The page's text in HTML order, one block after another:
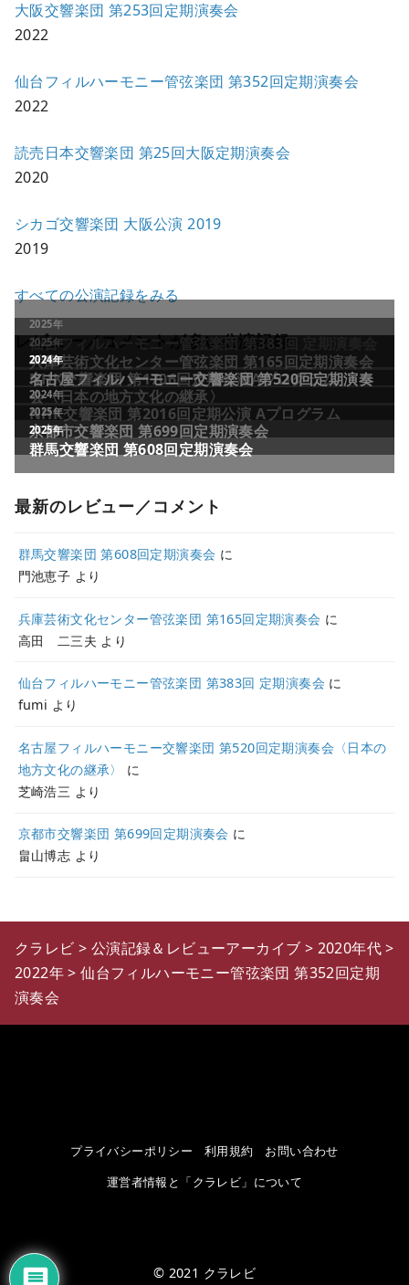
大阪交響楽団 第253回定期演奏会
2022
仙台フィルハーモニー管弦楽団 第352回定期演奏会
2022
読売日本交響楽団 第25回大阪定期演奏会
2020
シカゴ交響楽団 大阪公演 2019
2019
すべての公演記録をみる
レビュー／コメントが多い公演記録
最新のレビュー／コメント
群馬交響楽団 第608回定期演奏会 に
門池恵子 より
兵庫芸術文化センター管弦楽団 第165回定期演奏会 に
高田 二三夫 より
仙台フィルハーモニー管弦楽団 第383回 定期演奏会 に
fumi より
名古屋フィルハーモニー交響楽団 第520回定期演奏会〈日本の
地方文化の継承〉
に
芝崎浩三 より
京都市交響楽団 第699回定期演奏会 に
畠山博志 より
クラレビ > 公演記録＆レビューアーカイブ > 2020年代>
2022年>仙台フィルハーモニー管弦楽団 第352回定期
演奏会
プライバシーポリシー 利用規約
お問い合わせ
運営者情報と「クラレビ」について
© 2021 クラレビ